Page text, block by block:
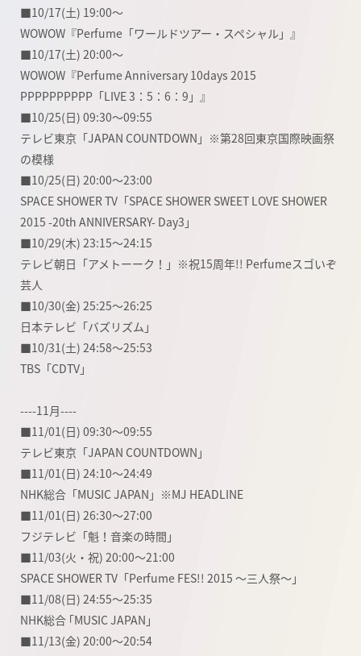
■10/17(土) 19:00～
WOWOW『Perfume「ワールドツアー・スペシャル」』
■10/17(土) 20:00～
WOWOW『Perfume Anniversary 10days 2015
PPPPPPPPPP「LIVE 3：5：6：9」』
■10/25(日) 09:30～09:55
テレビ東京「JAPAN COUNTDOWN」※第28回東京国際映画祭
の模様
■10/25(日) 20:00～23:00
SPACE SHOWER TV「SPACE SHOWER SWEET LOVE SHOWER
2015 -20th ANNIVERSARY- Day3」
■10/29(木) 23:15～24:15
テレビ朝日「アメトーーク！」※祝15周年!! Perfumeスゴいぞ
芸人
■10/30(金) 25:25～26:25
日本テレビ「バズリズム」
■10/31(土) 24:58～25:53
TBS「CDTV」
----11月----
■11/01(日) 09:30～09:55
テレビ東京「JAPAN COUNTDOWN」
■11/01(日) 24:10～24:49
NHK総合「MUSIC JAPAN」※MJ HEADLINE
■11/01(日) 26:30～27:00
フジテレビ「魁！音楽の時間」
■11/03(火・祝) 20:00～21:00
SPACE SHOWER TV「Perfume FES!! 2015 〜三人祭〜」
■11/08(日) 24:55～25:35
NHK総合 ｢MUSIC JAPAN｣
■11/13(金) 20:00～20:54